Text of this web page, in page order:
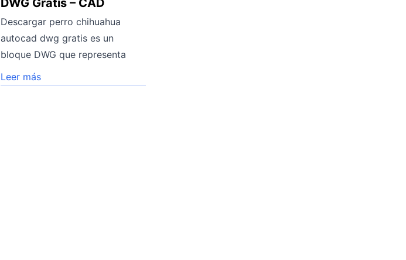
Descargar perro chihuahua
autocad dwg gratis es un
bloque DWG que representa
Leer más